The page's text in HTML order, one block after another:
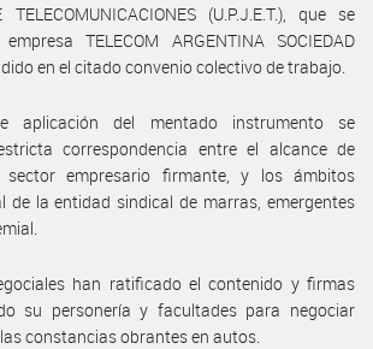
(U.P.J.E.T.), que se
TELECOM ARGENTINA SOCIEDAD
en el citado convenio colectivo de trabajo.
aplicación del mentado instrumento se
correspondencia entre el alcance de
sector empresario firmante, y los ámbitos
de la entidad sindical de marras, emergentes
han ratificado el contenido y firmas
su personería y facultades para negociar
constancias obrantes en autos.